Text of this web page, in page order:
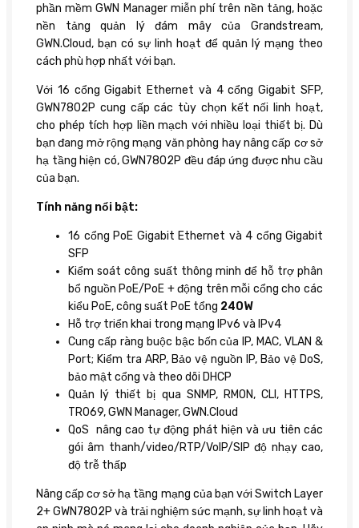
phần mềm GWN Manager miễn phí trên nền tảng, hoặc
nền tảng quản lý đám mây của Grandstream,
GWN.Cloud, bạn có sự linh hoạt để quản lý mạng theo
cách phù hợp nhất với bạn.
Với 16 cổng Gigabit Ethernet và 4 cổng Gigabit SFP,
GWN7802P cung cấp các tùy chọn kết nối linh hoạt,
cho phép tích hợp liền mạch với nhiều loại thiết bị. Dù
bạn đang mở rộng mạng văn phòng hay nâng cấp cơ sở
hạ tầng hiện có, GWN7802P đều đáp ứng được nhu cầu
của bạn.
Tính năng nổi bật:
16 cổng PoE Gigabit Ethernet và 4 cổng Gigabit
SFP
Kiểm soát công suất thông minh để hỗ trợ phân
bổ nguồn PoE/PoE + động trên mỗi cổng cho các
kiểu PoE, công suất PoE tổng 240W
Hỗ trợ triển khai trong mạng IPv6 và IPv4
Cung cấp ràng buộc bậc bốn của IP, MAC, VLAN &
Port; Kiểm tra ARP, Bảo vệ nguồn IP, Bảo vệ DoS,
bảo mật cổng và theo dõi DHCP
Quản lý thiết bị qua SNMP, RMON, CLI, HTTPS,
TR069, GWN Manager, GWN.Cloud
QoS nâng cao tự động phát hiện và ưu tiên các
gói âm thanh/video/RTP/VoIP/SIP độ nhạy cao,
độ trễ thấp
Nâng cấp cơ sở hạ tầng mạng của bạn với Switch Layer
2+ GWN7802P và trải nghiệm sức mạnh, sự linh hoạt và